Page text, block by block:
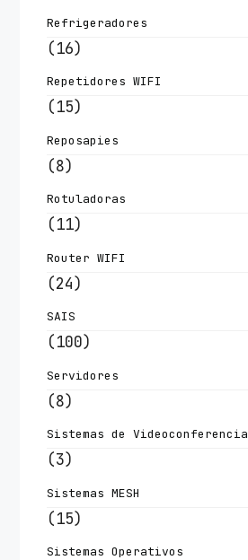
Refrigeradores
(16)
Repetidores WIFI
(15)
Reposapies
(8)
Rotuladoras
(11)
Router WIFI
(24)
SAIS
(100)
Servidores
(8)
Sistemas de Videoconferencia
(3)
Sistemas MESH
(15)
Sistemas Operativos